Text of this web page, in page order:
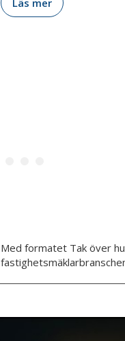
hur förvaltare byggt
konsumentskyddet,
Med formatet Tak över